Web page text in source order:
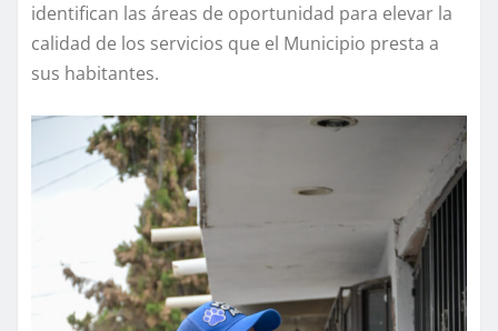
identifican las áreas de oportunidad para elevar la
calidad de los servicios que el Municipio presta a
sus habitantes.